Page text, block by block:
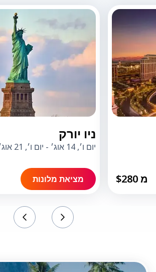
ניו יורק
יום ו׳, 14 אוג׳ - יום ו׳, 21 אוג׳
מציאת מלונות מ $280